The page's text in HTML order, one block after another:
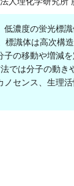
濃度の蛍光標
識体は高次構
の移動や増減
では分子の動き
センス、生理